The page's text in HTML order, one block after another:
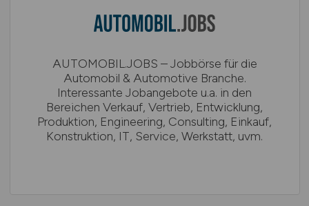
AUTOMOBIL.JOBS – Jobbörse für die
Automobil & Automotive Branche.
Interessante Jobangebote u.a. in den
Bereichen Verkauf, Vertrieb, Entwicklung,
Produktion, Engineering, Consulting, Einkauf,
Konstruktion, IT, Service, Werkstatt, uvm.